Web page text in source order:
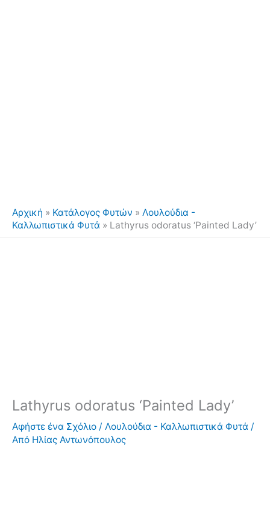
Αρχική » Κατάλογος Φυτών » Λουλούδια -
Καλλωπιστικά Φυτά » Lathyrus odoratus ‘Painted Lady’
Lathyrus odoratus ‘Painted Lady’
Αφήστε ένα Σχόλιο / Λουλούδια - Καλλωπιστικά Φυτά /
Από Ηλίας Αντωνόπουλος